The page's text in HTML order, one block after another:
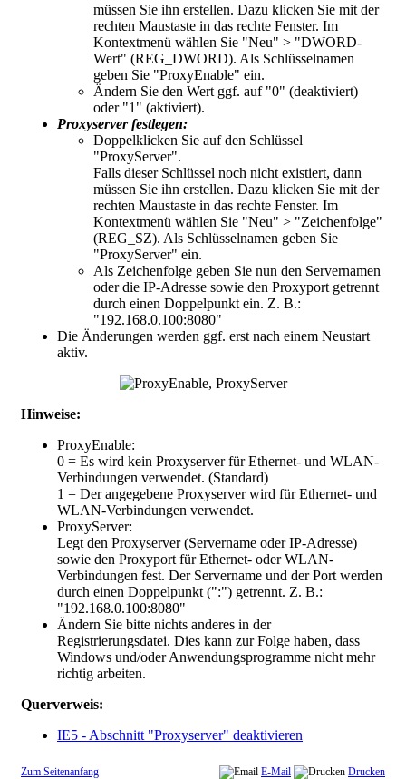
müssen Sie ihn erstellen. Dazu klicken Sie mit der
rechten Maustaste in das rechte Fenster. Im
Kontextmenü wählen Sie "Neu" > "DWORD-
Wert" (REG_DWORD). Als Schlüsselnamen
geben Sie "ProxyEnable" ein.
Ändern Sie den Wert ggf. auf "0" (deaktiviert)
oder "1 " (aktiviert).
Proxyserver festlegen:
Doppelklicken Sie auf den Schlüssel
"ProxyServer".
Falls dieser Schlüssel noch nicht existiert, dann
müssen Sie ihn erstellen. Dazu klicken Sie mit der
rechten Maustaste in das rechte Fenster. Im
Kontextmenü wählen Sie "Neu" > "Zeichenfolge"
(REG_SZ). Als Schlüsselnamen geben Sie
"ProxyServer" ein.
Als Zeichenfolge geben Sie nun den Servernamen
oder die IP-Adresse sowie den Proxyport getrennt
durch einen Doppelpunkt ein. Z. B.:
"192.168.0.100:8080"
Die Änderungen werden ggf. erst nach einem Neustart
aktiv.
Hinweise:
ProxyEnable:
0 = Es wird kein Proxyserver für Ethernet- und WLAN-
Verbindungen verwendet. (Standard)
1 = Der angegebene Proxyserver wird für Ethernet- und
WLAN-Verbindungen verwendet.
ProxyServer:
Legt den Proxyserver (Servername oder IP-Adresse)
sowie den Proxyport für Ethernet- oder WLAN-
Verbindungen fest. Der Servername und der Port werden
durch einen Doppelpunkt (":") getrennt. Z. B.:
"192.168.0.100:8080"
Ändern Sie bitte nichts anderes in der
Registrierungsdatei. Dies kann zur Folge haben, dass
Windows und/oder Anwendungsprogramme nicht mehr
richtig arbeiten.
Querverweis:
IE5 - Abschnitt "Proxyserver" deaktivieren
Zum Seitenanfang E-Mail Drucken